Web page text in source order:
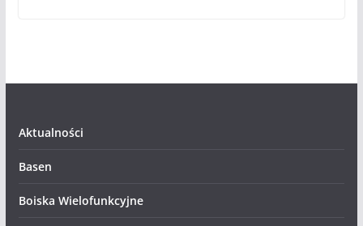
Aktualności
Basen
Boiska Wielofunkcyjne